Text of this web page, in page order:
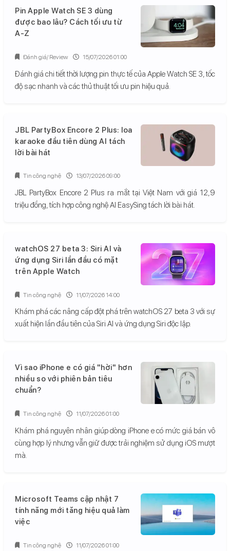
Pin Apple Watch SE 3 dùng
được bao lâu? Cách tối ưu từ
A-Z
Đánh giá chi tiết thời lượng pin thực tế của Apple Watch SE 3, tốc
độ sạc nhanh và các thủ thuật tối ưu pin hiệu quả.
Đánh giá/ Review 15/07/2026 01:00
JBL PartyBox Encore 2 Plus: loa
karaoke đầu tiên dùng AI tách
lời bài hát
JBL PartyBox Encore 2 Plus ra mắt tại Việt Nam với giá 12,9
triệu đồng, tích hợp công nghệ AI EasySing tách lời bài hát.
Tin công nghệ 13/07/2026 09:00
watchOS 27 beta 3: Siri AI và
ứng dụng Siri lần đầu có mặt
trên Apple Watch
Khám phá các nâng cấp đột phá trên watchOS 27 beta 3 với sự
xuất hiện lần đầu tiên của Siri AI và ứng dụng Siri độc lập.
Tin công nghệ 11/07/2026 14:00
Vì sao iPhone e có giá "hời" hơn
nhiều so với phiên bản tiêu
chuẩn?
Khám phá nguyên nhân giúp dòng iPhone e có mức giá bán vô
cùng hợp lý nhưng vẫn giữ được trải nghiệm sử dụng iOS mượt
mà.
Tin công nghệ 11/07/2026 01:00
Microsoft Teams cập nhật 7
tính năng mới tăng hiệu quả làm
việc
Tin công nghệ 11/07/2026 01:00